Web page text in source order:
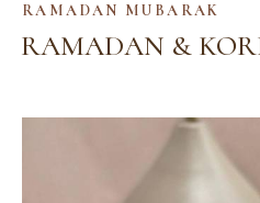
RAMADAN MUBARAK
RAMADAN &